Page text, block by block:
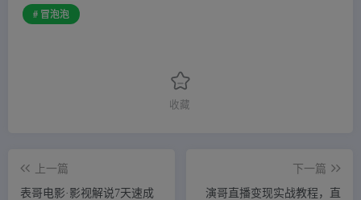
# 冒泡泡
收藏
上一篇
表哥电影·影视解说7天速成
下一篇
演哥直播变现实战教程，直